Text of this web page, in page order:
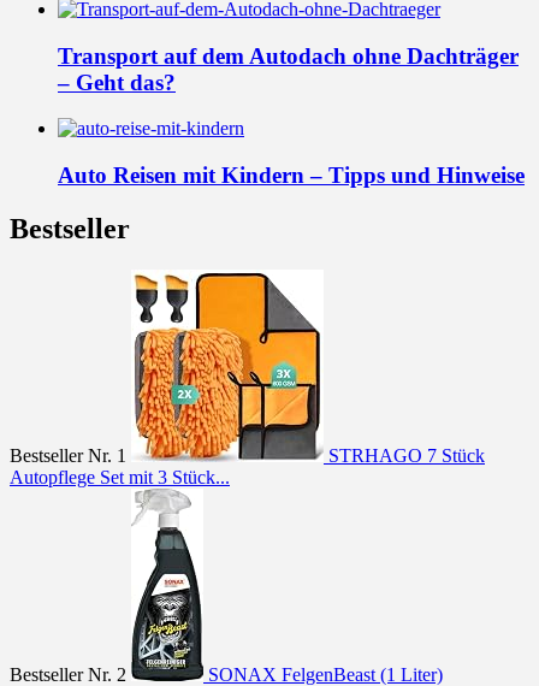
Transport auf dem Autodach ohne Dachträger
– Geht das?
Auto Reisen mit Kindern – Tipps und Hinweise
Bestseller
Bestseller Nr. 1
STRHAGO 7 Stück
Autopflege Set mit 3 Stück...
Bestseller Nr. 2 SONAX FelgenBeast (1 Liter)